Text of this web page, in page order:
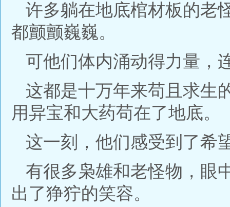
许多躺在地底棺材板的老
都颤颤巍巍。
可他们体内涌动得力量，
这都是十万年来苟且求生
用异宝和大药苟在了地底。
这一刻，他们感受到了希
有很多枭雄和老怪物，眼
出了狰狞的笑容。